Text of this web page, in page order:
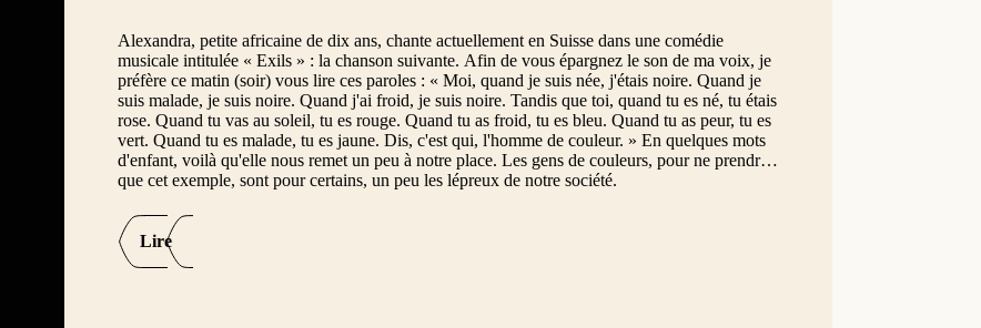
Dédicace de la Basilique du Latran
Immaculée Conception de la Vierge
Marie, Mère de Dieu
Alexandra, petite africaine de dix ans, chante actuellement en Suisse dans une comédie
musicale intitulée « Exils » : la chanson suivante. Afin de vous épargnez le son de ma voix, je
préfère ce matin (soir) vous lire ces paroles : « Moi, quand je suis née, j'étais noire. Quand je
suis malade, je suis noire. Quand j'ai froid, je suis noire. Tandis que toi, quand tu es né, tu étais
rose. Quand tu vas au soleil, tu es rouge. Quand tu as froid, tu es bleu. Quand tu as peur, tu es
vert. Quand tu es malade, tu es jaune. Dis, c'est qui, l'homme de couleur. » En quelques mots
d'enfant, voilà qu'elle nous remet un peu à notre place. Les gens de couleurs, pour ne prendre
que cet exemple, sont pour certains, un peu les lépreux de notre société.
Lire